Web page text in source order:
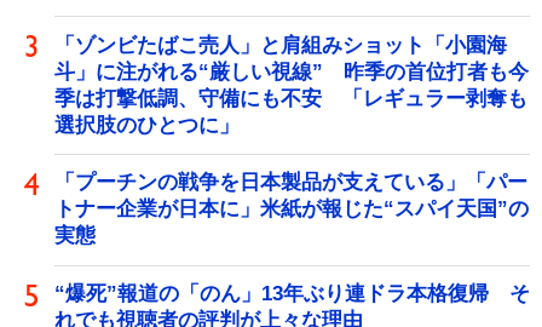
「ゾンビたばこ売人」と肩組みショット「小園海
斗」に注がれる“厳しい視線” 昨季の首位打者も今
季は打撃低調、守備にも不安 「レギュラー剥奪も
選択肢のひとつに」
「プーチンの戦争を日本製品が支えている」「パー
トナー企業が日本に」米紙が報じた“スパイ天国”の
実態
“爆死”報道の「のん」13年ぶり連ドラ本格復帰 そ
れでも視聴者の評判が上々な理由